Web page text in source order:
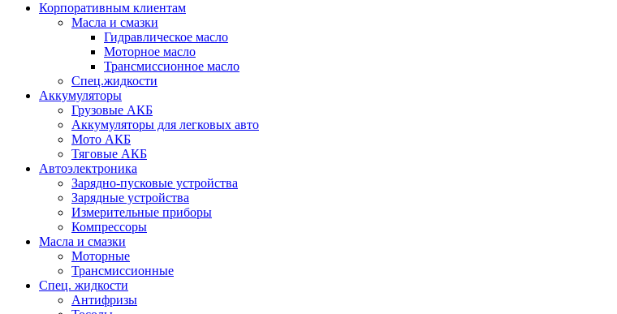
Корпоративным клиентам
Масла и смазки
Гидравлическое масло
Моторное масло
Трансмиссионное масло
Спец.жидкости
Аккумуляторы
Грузовые АКБ
Аккумуляторы для легковых авто
Мото АКБ
Тяговые АКБ
Автоэлектроника
Зарядно-пусковые устройства
Зарядные устройства
Измерительные приборы
Компрессоры
Масла и смазки
Моторные
Трансмиссионные
Спец. жидкости
Антифризы